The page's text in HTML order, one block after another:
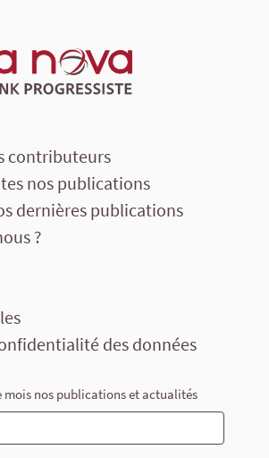
contributeurs
nos publications
dernières publications
?
des données
mois nos publications et actualités